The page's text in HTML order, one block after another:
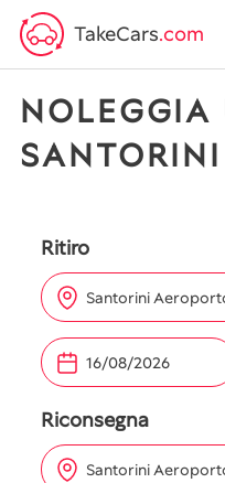
TakeCars.com
SANTORINI
Ritiro
Santorini
Riconsegna
Santorini